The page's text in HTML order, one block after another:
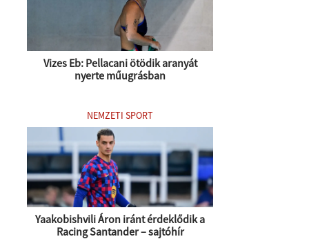
Vizes Eb: Pellacani ötödik aranyát
nyerte műugrásban
NEMZETI SPORT
Yaakobishvili Áron iránt érdeklődik a
Racing Santander – sajtóhír